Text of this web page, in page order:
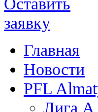
Главная
Новости
PFL
Лига A